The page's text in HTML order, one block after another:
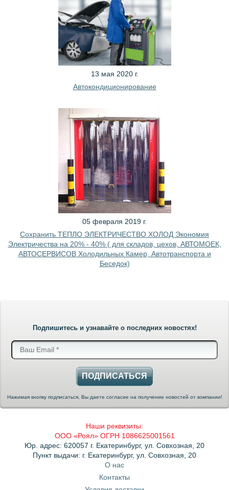
13 мая 2020 г.
Автокондиционирование
05 февраля 2019 г.
Сохранить ТЕПЛО ЭЛЕКТРИЧЕСТВО ХОЛОД Экономия
Электричества на 20% - 40% ( для складов, цехов, АВТОМОЕК,
АВТОСЕРВИСОВ Холодильных Камер, Автотранспорта и
Беседок)
Подпишитесь и узнавайте о последних новостях!
ПОДПИСАТЬСЯ
Нажимая кнопку подписаться, Вы даете согласие на получение новостей от компании!
Наши реквизиты:
ООО «Роял» ОГРН 1086625001561
Юр. адрес: 620057 г. Екатеринбург, ул. Совхозная, 20
Пункт выдачи: г. Екатеринбург, ул. Совхозная, 20
О нас
Контакты